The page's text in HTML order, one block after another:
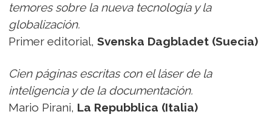
temores sobre la nueva tecnología y la
globalización.
Primer editorial, Svenska Dagbladet (Suecia)
Cien páginas escritas con el láser de la
inteligencia y de la documentación.
Mario Pirani, La Repubblica (Italia)